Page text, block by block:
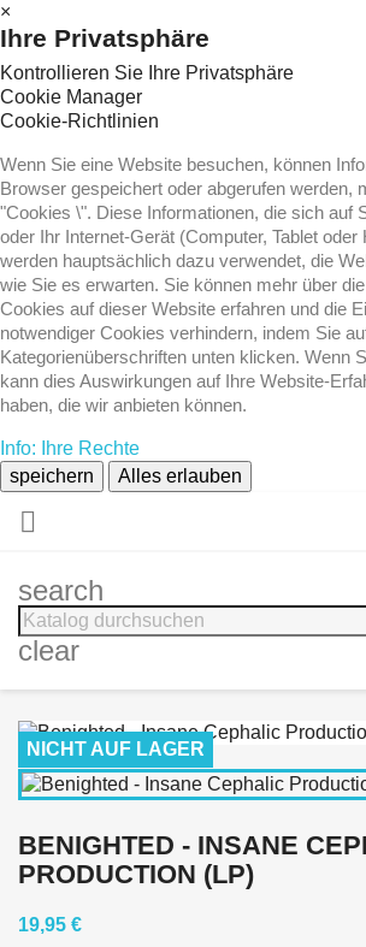
×
Ihre Privatsphäre
Kontrollieren Sie Ihre Privatsphäre
Cookie Manager
Cookie-Richtlinien
Wenn Sie eine Website besuchen, können
Browser gespeichert oder abgerufen werden,
"Cookies \". Diese Informationen, die sich auf
oder Ihr Internet-Gerät (Computer, Tablet oder
werden hauptsächlich dazu verwendet, die
wie Sie es erwarten. Sie können mehr über
Cookies auf dieser Website erfahren und die
notwendiger Cookies verhindern, indem Sie
Kategorienüberschriften unten klicken. Wenn
kann dies Auswirkungen auf Ihre Website-
haben, die wir anbieten können.
Info: Ihre Rechte
speichern
Alles erlauben

search
clear
NICHT AUF LAGER
BENIGHTED - INSANE
PRODUCTION (LP)
19,95 €